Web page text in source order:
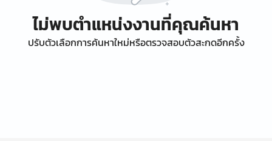
ไม่พบตำแหน่งงานที่คุณค้นหา
ปรับตัวเลือกการค้นหาใหม่หรือตรวจสอบตัวสะกดอีกครั้ง